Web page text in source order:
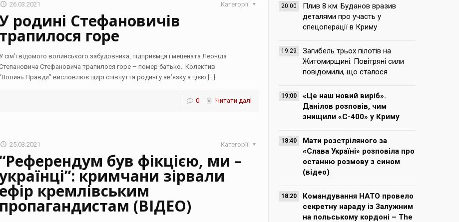
26.03.2021 Категорії
родині Стефановичів
трапилося горе
У сім’ї відомого волинського забудовника, підприємця і мецената Леоніда
Стефановича трапилося горе – помер батько. Колектив
висловлює щирі співчуття родині у зв’язку з цією […]
0 Читати далі
25.03.2021 Категорії
був фікцією, ми –
кримчани зірвали
ефір кремлівським
пропагандистам (ВІДЕО)
20:00
Плив 8 км: Буданов вразив
деталями про участь у
спецоперації в Криму
19:29
Загибель трьох пілотів на
Житомирщині: Повітряні сили
повідомили, що сталося
19:00
«Це наш новий виріб».
Данілов розповів, чим
знищили «С-400» у Криму
18:40
Мати розстріляного за
«Слава Україні» розповіла про
останню розмову з сином
(відео)
18:20
Командування НАТО провело
секретну нараду із Залужним
на польському кордоні – The